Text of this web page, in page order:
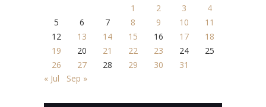
1
2 3
4
5
6 7 8 9 10
11
12
13 14 15 16 17
18
19
20 21 22 23 24
25
26
27 28 29 30
31
« Jul
Sep »